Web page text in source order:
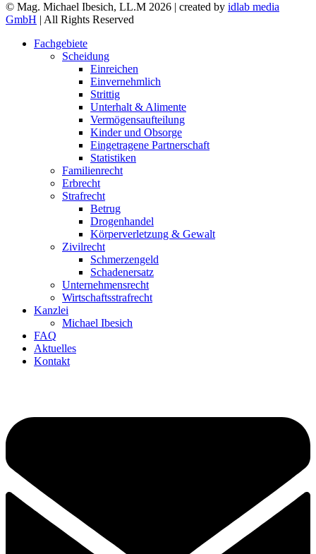
© Mag. Michael Ibesich, LL.M 2026 | created by idlab media
GmbH | All Rights Reserved
Fachgebiete
Scheidung
Einreichen
Einvernehmlich
Strittig
Unterhalt & Alimente
Vermögensaufteilung
Kinder und Obsorge
Eingetragene Partnerschaft
Statistiken
Familienrecht
Erbrecht
Strafrecht
Betrug
Drogenhandel
Körperverletzung & Gewalt
Zivilrecht
Schmerzengeld
Schadenersatz
Unternehmensrecht
Wirtschaftsstrafrecht
Kanzlei
Michael Ibesich
FAQ
Aktuelles
Kontakt